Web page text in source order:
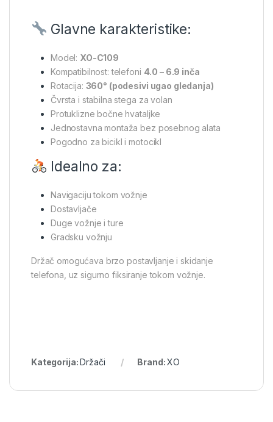
Glavne karakteristike:
Model: XO-C109
Kompatibilnost: telefoni 4.0 – 6.9 inča
Rotacija: 360° (podesivi ugao gledanja)
Čvrsta i stabilna stega za volan
Protuklizne bočne hvataljke
Jednostavna montaža bez posebnog alata
Pogodno za bicikl i motocikl
Idealno za:
Navigaciju tokom vožnje
Dostavljače
Duge vožnje i ture
Gradsku vožnju
Držač omogućava brzo postavljanje i skidanje
telefona, uz sigurno fiksiranje tokom vožnje.
Kategorija:Držači Brand:XO